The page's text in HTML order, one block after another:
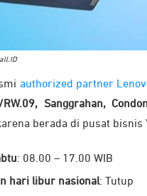
authorized partner
RW.09, Sanggrahan,
berada di pusat bisnis
: 08.00 – 17.00 WIB
hari libur nasional: Tutup